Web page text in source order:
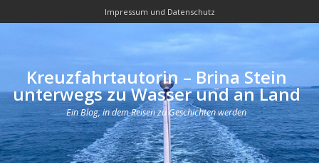
Impressum und Datenschutz
Kreuzfahrtautorin – Brina Stein
unterwegs zu Wasser und an Land
Ein Blog, in dem Reisen zu Geschichten werden